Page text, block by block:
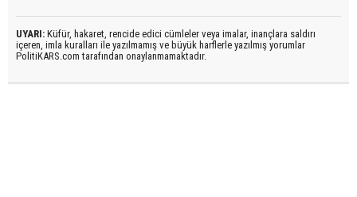
UYARI: Küfür, hakaret, rencide edici cümleler veya imalar, inançlara saldırı
içeren, imla kuralları ile yazılmamış ve büyük harflerle yazılmış yorumlar
PolitiKARS.com tarafından onaylanmamaktadır.